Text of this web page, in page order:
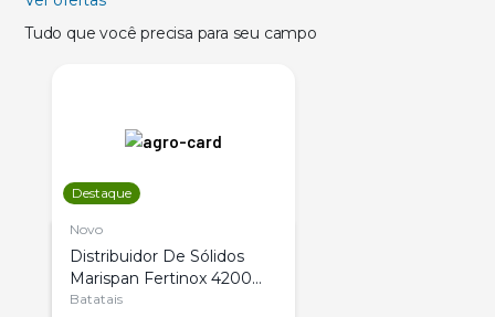
Tudo que você precisa para seu campo
Destaque
Novo
Distribuidor De Sólidos
Marispan Fertinox 4200
Citrus
Batatais